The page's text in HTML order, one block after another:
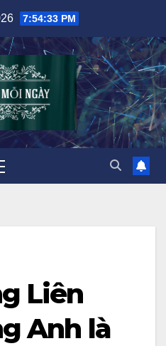
7:54:34 PM
Liên
Anh là